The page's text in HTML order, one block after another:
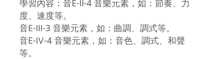
學習內容：音E-Ⅱ-4 音樂元素，如：節奏、力
度、速度等。
音E-Ⅲ-3 音樂元素，如：曲調、調式等。
音E-Ⅳ-4 音樂元素，如：音色、調式、和聲
等。